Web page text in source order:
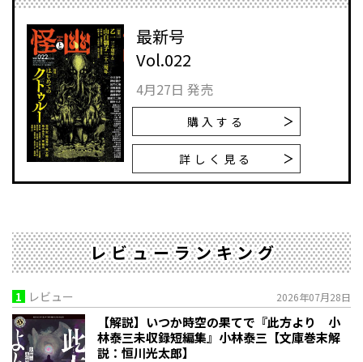
最新号
Vol.022
4月27日 発売
購入する
詳しく見る
レビューランキング
1 レビュー 2026年07月28日
【解説】いつか時空の果てで――『此方より 小
林泰三未収録短編集』小林泰三【文庫巻末解
説：恒川光太郎】